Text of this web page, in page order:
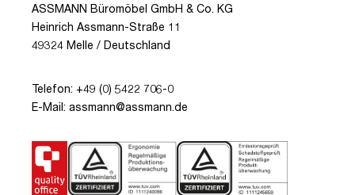
ASSMANN Büromöbel GmbH & Co. KG
Heinrich Assmann-Straße 11
49324 Melle / Deutschland
Telefon: +49 (0) 5422 706-0
E-Mail: assmann@assmann.de